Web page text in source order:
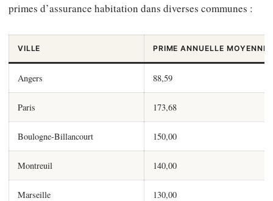
primes d’assurance habitation dans diverses communes :
VILLE PRIME ANNUELLE MOYENNE
Angers 88,59
Paris 173,68
Boulogne-Billancourt 150,00
Montreuil 140,00
Marseille 130,00